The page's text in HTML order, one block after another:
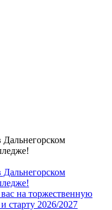
Дальнегорском
Дальнегорском
на торжественную
старту 2026/2027